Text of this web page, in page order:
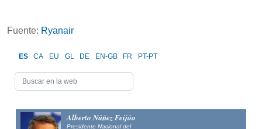
Fuente: Ryanair
ES CA EU GL DE EN-GB FR PT-PT
Alberto Núñez Feijóo
Presidente Nacional del